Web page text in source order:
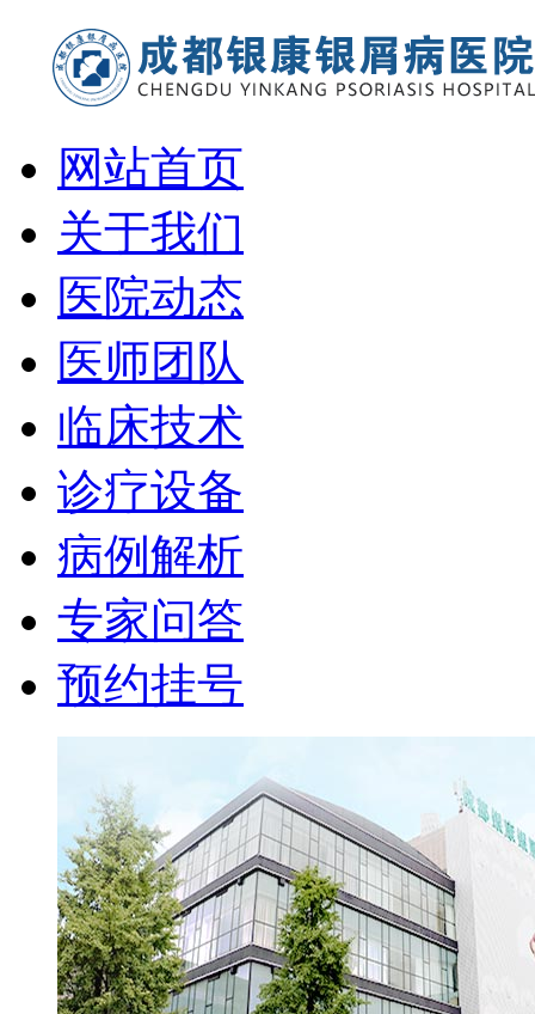
网站首页
关于我们
医院动态
医师团队
临床技术
诊疗设备
病例解析
专家问答
预约挂号